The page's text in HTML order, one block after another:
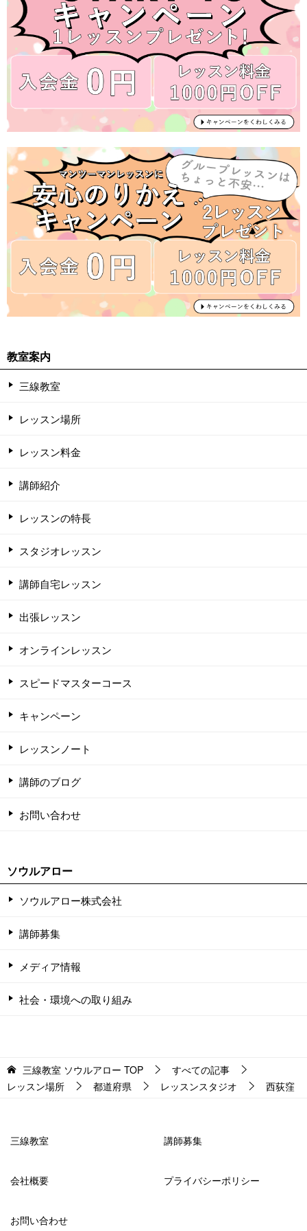
教室案内
三線教室
レッスン場所
レッスン料金
講師紹介
レッスンの特長
スタジオレッスン
講師自宅レッスン
出張レッスン
オンラインレッスン
スピードマスターコース
キャンペーン
レッスンノート
講師のブログ
お問い合わせ
ソウルアロー
ソウルアロー株式会社
講師募集
メディア情報
社会・環境への取り組み
三線教室 ソウルアロー TOP
すべての記事
レッスン場所
都道府県 レッスンスタジオ 西荻窪
三線教室 講師募集
会社概要 プライバシーポリシー
お問い合わせ